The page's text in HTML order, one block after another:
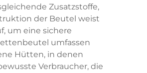
Zusatzstoffe,
der Beutel weist
um eine sichere
umfassen
Hütten, in denen
Verbraucher, die